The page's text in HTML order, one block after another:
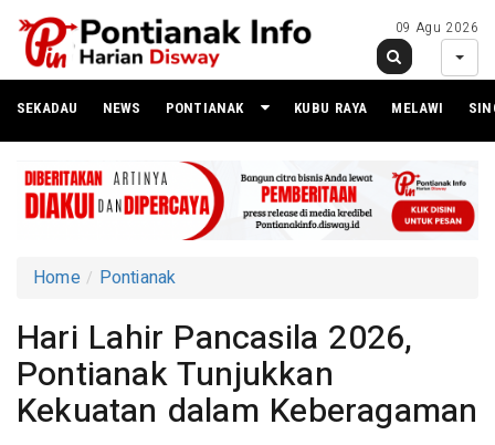
09 Agu 2026
SEKADAU NEWS PONTIANAK KUBU RAYA MELAWI
Home Pontianak
Hari Lahir Pancasila 2026,
Pontianak Tunjukkan
Kekuatan dalam Keberagaman